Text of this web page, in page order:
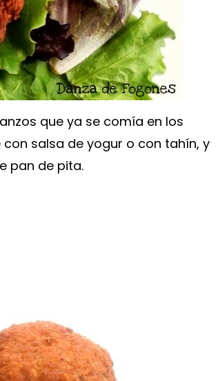
que ya se comía en los
salsa de yogur o con tahín, y
pan de pita.